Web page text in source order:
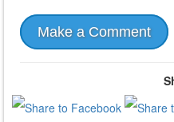
Make a Comment